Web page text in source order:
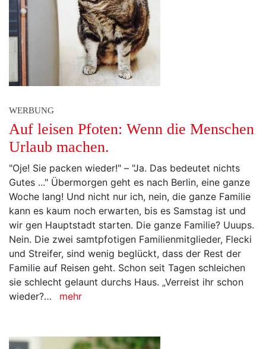
WERBUNG
Auf leisen Pfoten: Wenn die Menschen
Urlaub machen.
"Oje! Sie packen wieder!" – "Ja. Das bedeutet nichts
Gutes ..." Übermorgen geht es nach Berlin, eine ganze
Woche lang! Und nicht nur ich, nein, die ganze Familie
kann es kaum noch erwarten, bis es Samstag ist und
wir gen Hauptstadt starten. Die ganze Familie? Uuups.
Nein. Die zwei samtpfotigen Familienmitglieder, Flecki
und Streifer, sind wenig beglückt, dass der Rest der
Familie auf Reisen geht. Schon seit Tagen schleichen
sie schlecht gelaunt durchs Haus. „Verreist ihr schon
wieder?…
mehr